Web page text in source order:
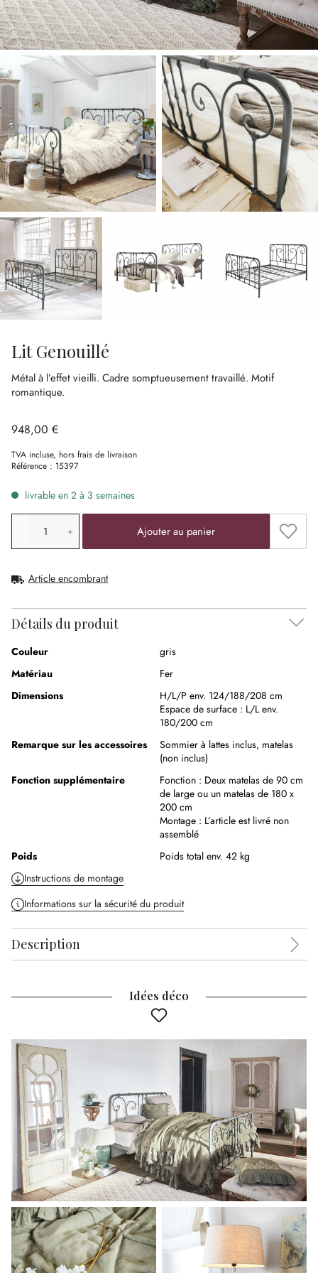
Lit Genouillé
Métal à l’effet vieilli. Cadre somptueusement travaillé. Motif
romantique.
948,00 €
TVA incluse, hors frais de livraison
Référence : 15397
livrable en 2 à 3 semaines
Quantité de produit: saisissez la valeur souhaitée ou
Ajouter au panier
Article encombrant
Détails du produit
Couleur
gris
Matériau
Fer
Dimensions
H/L/P env. 124/188/208 cm
Espace de surface : L/L env.
180/200 cm
Remarque sur les accessoires
Sommier à lattes inclus, matelas
(non inclus)
Fonction supplémentaire
Fonction : Deux matelas de 90 cm
de large ou un matelas de 180 x
200 cm
Montage : L’article est livré non
assemblé
Poids
Poids total env. 42 kg
Instructions de montage
Informations sur la sécurité du produit
Description
Idées déco